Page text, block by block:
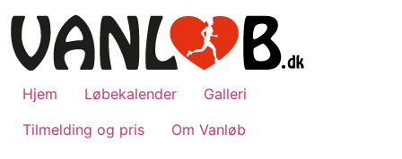
til
indhold
Hjem Løbekalender
Galleri
Tilmelding og pris
Om Vanløb